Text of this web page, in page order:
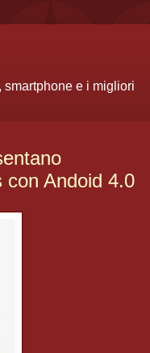
e i migliori
con Andoid 4.0